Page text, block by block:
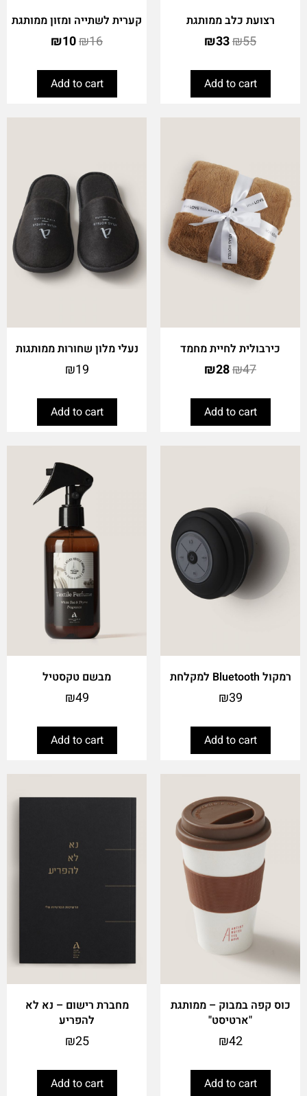
רצועת כלב ממותגת
₪55
₪33
Add to cart
קערית לשתייה ומזון ממותגת
₪16
₪10
Add to cart
כירבולית לחיית מחמד
₪47
₪28
Add to cart
נעלי מלון שחורות ממותגות
₪19
Add to cart
רמקול Bluetooth למקלחת
₪39
Add to cart
מבשם טקסטיל
₪49
Add to cart
כוס קפה במבוק – ממותגת
"ארטיסט"
₪42
Add to cart
מחברת רישום – נא לא
להפריע
₪25
Add to cart